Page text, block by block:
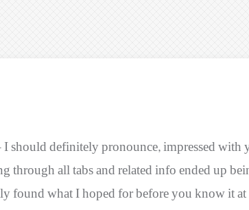
I should definitely pronounce, impressed with
through all tabs and related info ended up
found what I hoped for before you know it